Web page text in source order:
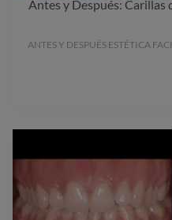
Antes y Después: Carillas
ANTES Y DESPUÉS ESTÉTICA